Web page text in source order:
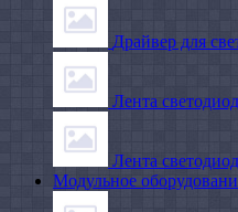
Драйвер для
Лента
Лента
Модульное